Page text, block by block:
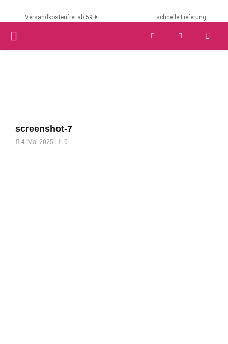
Versandkostenfrei ab 59 € schnelle Lieferung
PRIMARY
screenshot-7
4. Mai 2025 0